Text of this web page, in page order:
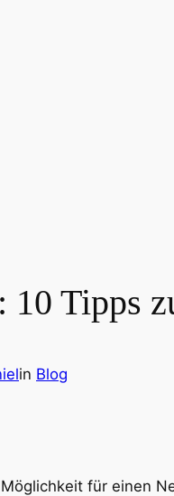
10 Tipps
in Blog
für einen